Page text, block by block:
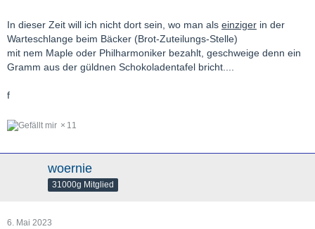
In dieser Zeit will ich nicht dort sein, wo man als einziger in der
Warteschlange beim Bäcker (Brot-Zuteilungs-Stelle)
mit nem Maple oder Philharmoniker bezahlt, geschweige denn ein
Gramm aus der güldnen Schokoladentafel bricht....
f
11
woernie
31000g Mitglied
6. Mai 2023